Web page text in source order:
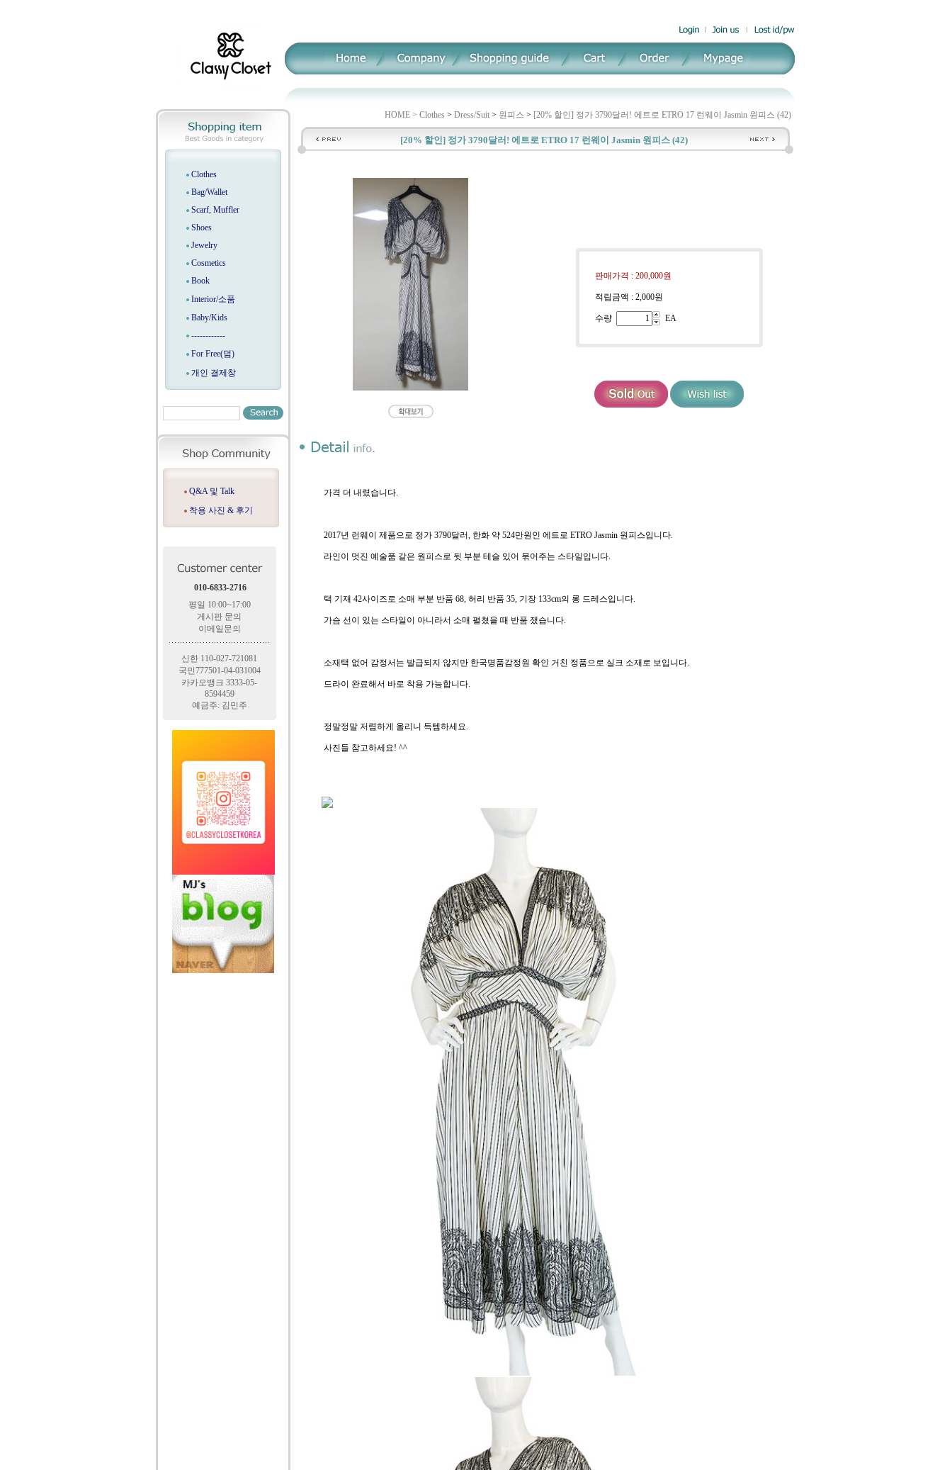
Clothes
Bag/Wallet
Scarf, Muffler
Shoes
Jewelry
Cosmetics
Book
Interior/소품
Baby/Kids
------------
For Free(덤)
개인 결제창
Q&A 및 Talk
착용 사진 & 후기
010-6833-2716
평일 10:00~17:00
게시판 문의
이메일문의
신한 110-027-721081
국민777501-04-031004
카카오뱅크 3333-05-
8594459
예금주: 김민주
HOME > Clothes > Dress/Suit > 원피스 > [20% 할인] 정가 3790달러! 에트로 ETRO 17 런웨이 Jasmin 원피스 (42)
[20% 할인] 정가 3790달러! 에트로 ETRO 17 런웨이 Jasmin 원피스 (42)
판매가격 : 200,000원
적립금액 : 2,000원
수량 EA
가격 더 내렸습니다.
2017년 런웨이 제품으로 정가 3790달러, 한화 약 524만원인 에트로 ETRO Jasmin 원피스입니다.
라인이 멋진 예술품 같은 원피스로 뒷 부분 테슬 있어 묶어주는 스타일입니다.
택 기재 42사이즈로 소매 부분 반품 68, 허리 반품 35, 기장 133cm의 롱 드레스입니다.
가슴 선이 있는 스타일이 아니라서 소매 펼쳤을 때 반품 쟀습니다.
소재택 없어 감정서는 발급되지 않지만 한국명품감정원 확인 거친 정품으로 실크 소재로 보입니다.
드라이 완료해서 바로 착용 가능합니다.
정말정말 저렴하게 올리니 득템하세요.
사진들 참고하세요! ^^